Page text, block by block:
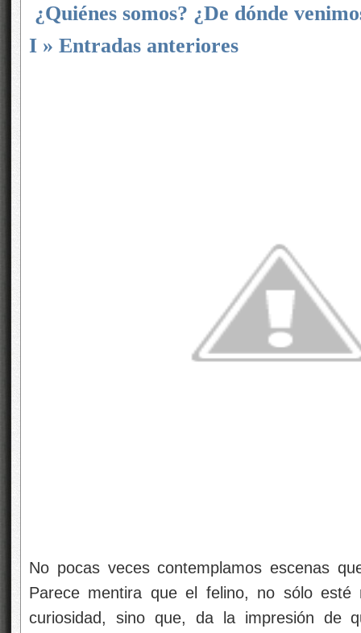
¿Quiénes somos? ¿De dónde
I » Entradas anteriores
No pocas veces contemplamos escenas
Parece mentira que el felino, no sólo esté
curiosidad, sino que, da la impresión de